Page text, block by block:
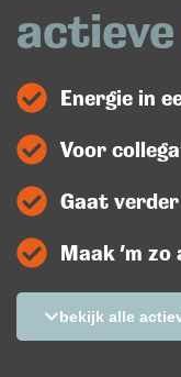
actieve
Energie in
Voor
Gaat
Maak ’m
bekijk alle